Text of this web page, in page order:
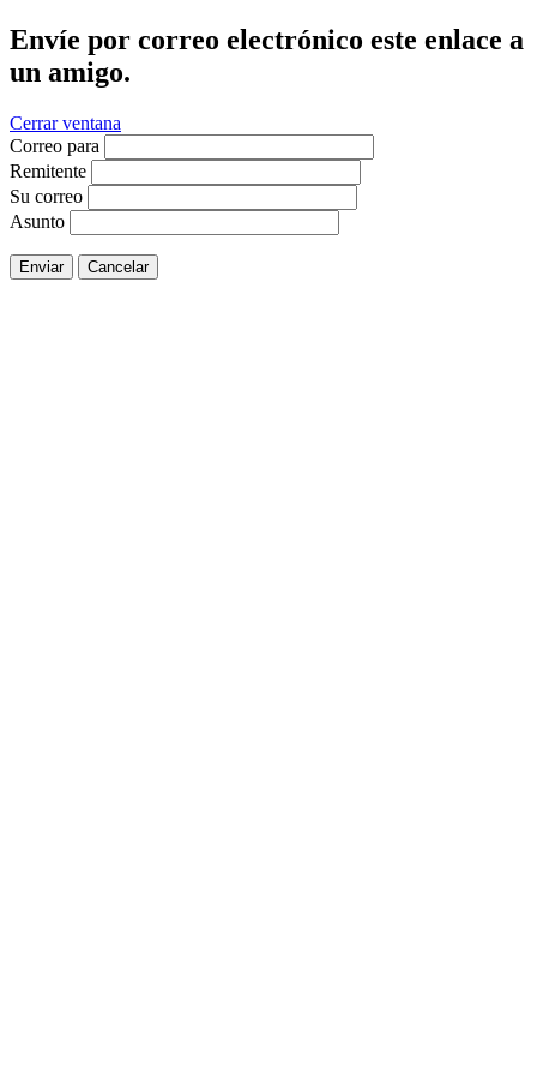
Envíe por correo electrónico este enlace a
un amigo.
Cerrar ventana
Correo para
Remitente
Su correo
Asunto
Enviar Cancelar